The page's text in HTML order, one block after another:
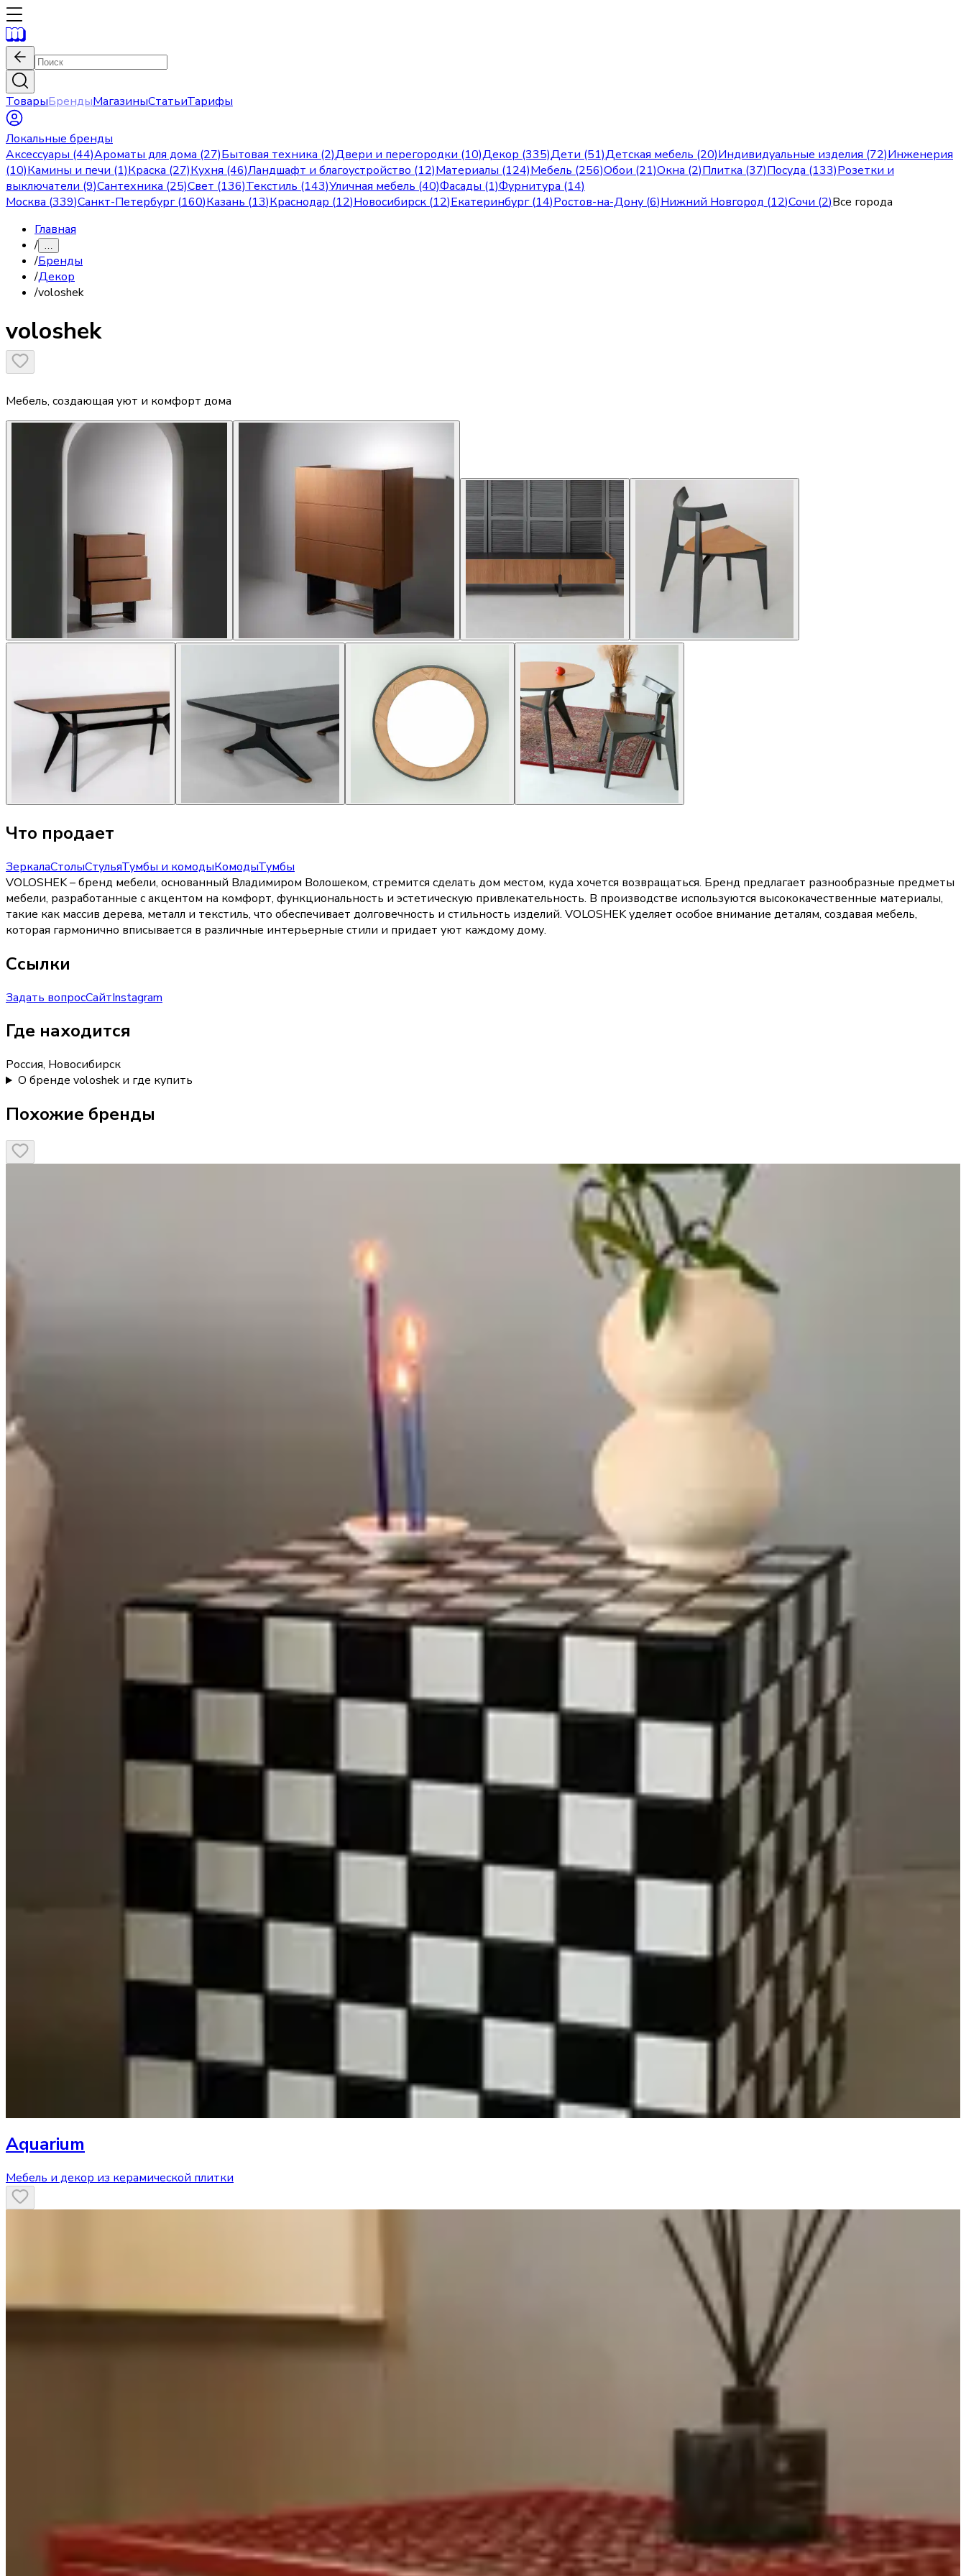
ТоварыБрендыМагазиныСтатьиТарифы
Локальные бренды
Аксессуары (44)Ароматы для дома (27)Бытовая техника (2)Двери и перегородки (10)Декор (335)Дети (51)Детская мебель (20)Индивидуальные изделия (72)Инженерия
(10)Камины и печи (1)Краска (27)Кухня (46)Ландшафт и благоустройство (12)Материалы (124)Мебель (256)Обои (21)Окна (2)Плитка (37)Посуда (133)Розетки и
выключатели (9)Сантехника (25)Свет (136)Текстиль (143)Уличная мебель (40)Фасады (1)Фурнитура (14)
Москва (339)Санкт-Петербург(160)Казань (13)Краснодар (12)Новосибирск (12)Екатеринбург(14)Ростов-на-Дону (6)Нижний Новгород (12)Сочи (2)Все города
Главная
/ …
/Бренды
/Декор
/voloshek
voloshek
Мебель, создающая уют и комфорт дома
Что продает
ЗеркалаСтолыСтульяТумбы и комодыКомодыТумбы
VOLOSHEK – бренд мебели, основанный Владимиром Волошеком, стремится сделать дом местом, куда хочется возвращаться. Бренд предлагает разнообразные предметы
мебели, разработанные с акцентом на комфорт, функциональность и эстетическую привлекательность. В производстве используются высококачественные материалы,
такие как массив дерева, металл и текстиль, что обеспечивает долговечность и стильность изделий. VOLOSHEK уделяет особое внимание деталям, создавая мебель,
которая гармонично вписывается в различные интерьерные стили и придает уют каждому дому.
Ссылки
Задать вопросСайтInstagram
Где находится
Россия, Новосибирск
О бренде voloshek и где купить
Похожие бренды
Aquarium
Мебель и декор из керамической плитки